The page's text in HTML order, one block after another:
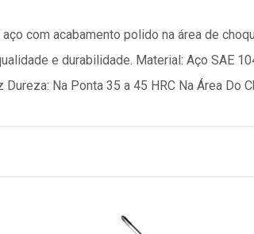
com acabamento polido na área de
e durabilidade. Material: Aço SAE
Na Ponta 35 a 45 HRC Na Área Do